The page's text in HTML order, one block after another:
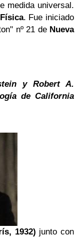
medida universal.
. Fue iniciado
nº 21 de Nueva
y Robert A.
de California
1932) junto con